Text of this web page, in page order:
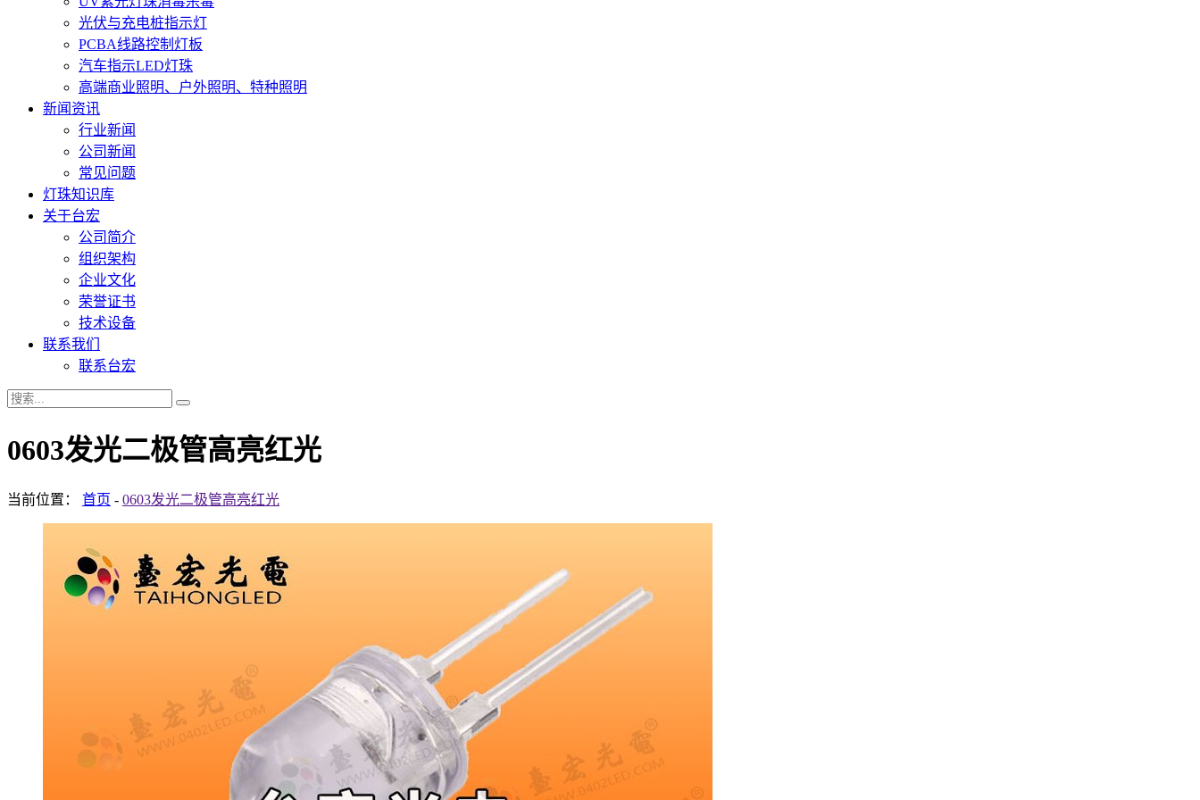
光伏与充电桩指示灯
PCBA线路控制灯板
汽车指示LED灯珠
高端商业照明、户外照明、特种照明
新闻资讯
行业新闻
公司新闻
常见问题
灯珠知识库
关于台宏
公司简介
组织架构
企业文化
荣誉证书
技术设备
联系我们
联系台宏
0603发光二极管高亮红光
当前位置： 首页 - 0603发光二极管高亮红光